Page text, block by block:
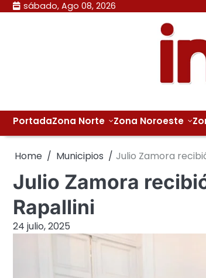
Skip sábado, Ago 08, 2026
PortadaZona Norte Zona Noroeste
Home Municipios Julio Zamora
Julio Zamora
Rapallini
24 julio, 2025